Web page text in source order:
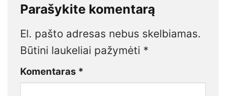
Parašykite komentarą
El. pašto adresas nebus skelbiamas.
Būtini laukeliai pažymėti *
Komentaras *